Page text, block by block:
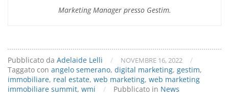
Web
Marketing
Marketing Manager presso Gestim.
Pubblicato da Adelaide Lelli / NOVEMBRE 16, 2022
/
Taggato con angelo semerano, digital marketing, gestim,
immobiliare, real estate, web marketing, web marketing
immobiliare summit, wmi / Pubblicato in News